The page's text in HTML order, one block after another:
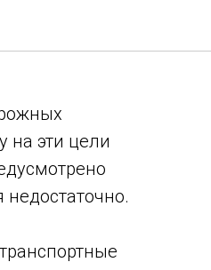
на эти цели